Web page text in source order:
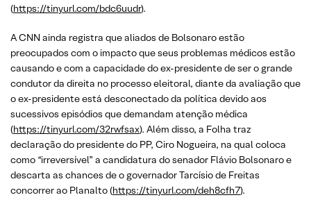
(https://tinyurl.com/bdc6uudr).
A CNN ainda registra que aliados de Bolsonaro estão
preocupados com o impacto que seus problemas médicos estão
causando e com a capacidade do ex-presidente de ser o grande
condutor da direita no processo eleitoral, diante da avaliação que
o ex-presidente está desconectado da política devido aos
sucessivos episódios que demandam atenção médica
(https://tinyurl.com/32rwfsax). Além disso, a Folha traz
declaração do presidente do PP, Ciro Nogueira, na qual coloca
como “irreversível” a candidatura do senador Flávio Bolsonaro e
descarta as chances de o governador Tarcísio de Freitas
concorrer ao Planalto (https://tinyurl.com/deh8cfh7).